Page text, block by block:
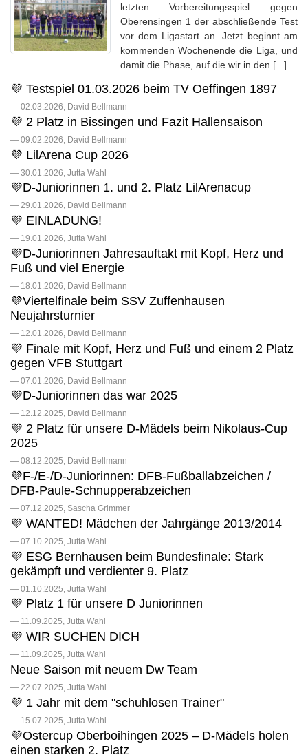
letzten Vorbereitungsspiel gegen
Oberensingen 1 der abschließende Test
vor dem Ligastart an. Jetzt beginnt am
kommenden Wochenende die Liga, und
damit die Phase, auf die wir in den [...]
💜 Testspiel 01.03.2026 beim TV Oeffingen 1897
— 02.03.2026, David Bellmann
💜 2 Platz in Bissingen und Fazit Hallensaison
— 09.02.2026, David Bellmann
💜 LilArena Cup 2026
— 30.01.2026, Jutta Wahl
💜D-Juniorinnen 1. und 2. Platz LilArenacup
— 29.01.2026, David Bellmann
💜 EINLADUNG!
— 19.01.2026, Jutta Wahl
💜D-Juniorinnen Jahresauftakt mit Kopf, Herz und
Fuß und viel Energie
— 18.01.2026, David Bellmann
💜Viertelfinale beim SSV Zuffenhausen
Neujahrsturnier
— 12.01.2026, David Bellmann
💜 Finale mit Kopf, Herz und Fuß und einem 2 Platz
gegen VFB Stuttgart
— 07.01.2026, David Bellmann
💜D-Juniorinnen das war 2025
— 12.12.2025, David Bellmann
💜 2 Platz für unsere D-Mädels beim Nikolaus-Cup
2025
— 08.12.2025, David Bellmann
💜F-/E-/D-Juniorinnen: DFB-Fußballabzeichen /
DFB-Paule-Schnupperabzeichen
— 07.12.2025, Sascha Grimmer
💜 WANTED! Mädchen der Jahrgänge 2013/2014
— 07.10.2025, Jutta Wahl
💜 ESG Bernhausen beim Bundesfinale: Stark
gekämpft und verdienter 9. Platz
— 01.10.2025, Jutta Wahl
💜 Platz 1 für unsere D Juniorinnen
— 11.09.2025, Jutta Wahl
💜 WIR SUCHEN DICH
— 11.09.2025, Jutta Wahl
Neue Saison mit neuem Dw Team
— 22.07.2025, Jutta Wahl
💜 1 Jahr mit dem "schuhlosen Trainer"
— 15.07.2025, Jutta Wahl
💜Ostercup Oberboihingen 2025 – D-Mädels holen
einen starken 2. Platz